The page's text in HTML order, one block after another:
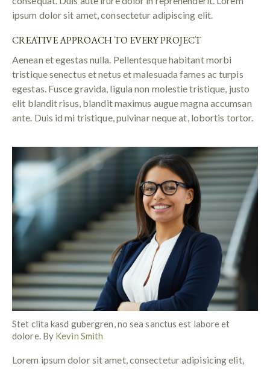
ipsum dolor sit amet, consectetur adipiscing elit.
CREATIVE APPROACH TO EVERY PROJECT
Aenean et egestas nulla. Pellentesque habitant morbi
tristique senectus et netus et malesuada fames ac turpis
egestas. Fusce gravida, ligula non molestie tristique, justo
elit blandit risus, blandit maximus augue magna accumsan
ante. Duis id mi tristique, pulvinar neque at, lobortis tortor.
Stet clita kasd gubergren, no sea sanctus est labore et
dolore. By Kevin Smith
Lorem ipsum dolor sit amet, consectetur adipisicing elit,